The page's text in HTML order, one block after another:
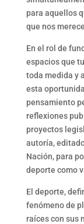
para aquellos
que nos
En el rol de
espacios que
toda medida y
esta
pensamiento
reflexiones
proyectos
autoría,
Nación, para
deporte como
El deporte,
fenómeno de
raíces con sus